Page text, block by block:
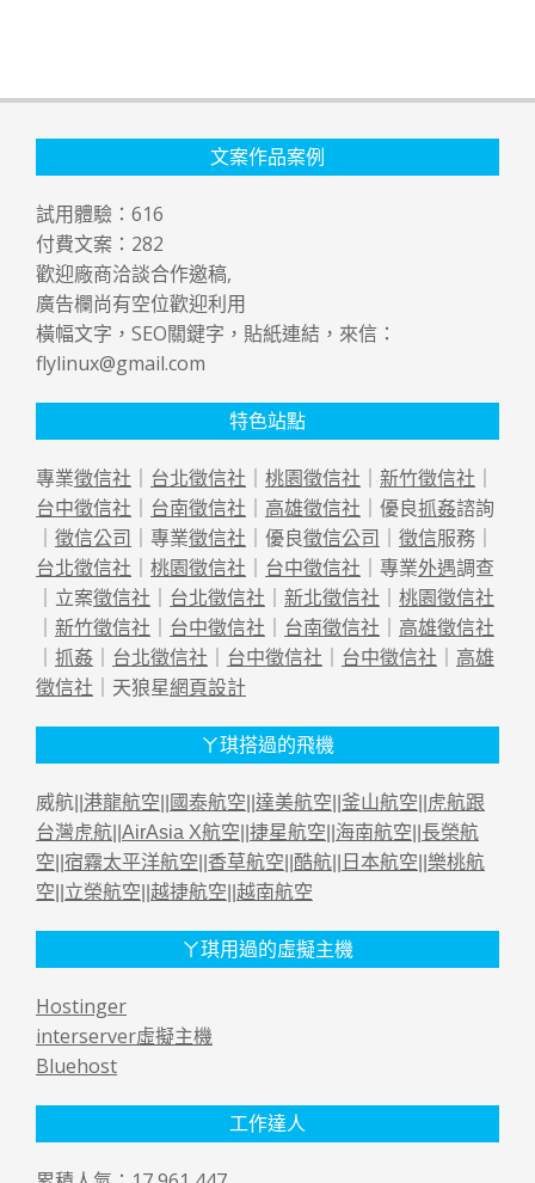
文案作品案例
試用體驗： 616
付費文案： 282
歡迎廠商洽談合作邀稿,
廣告欄尚有空位歡迎利用
橫幅文字，SEO關鍵字，貼紙連結，來信：
flylinux@gmail.com
特色站點
專業徵信社 台北徵信社 桃園徵信社 新竹徵信社
台中徵信社
台南徵信社 高雄徵信社 ｜優良抓姦諮詢
徵信公司 ｜專業徵信社 ｜優良徵信公司 徵信服務｜
台北徵信社
桃園徵信社 台中徵信社 ｜專業外遇調查
｜立案徵信社 台北徵信社 新北徵信社
桃園徵信社
新竹徵信社 台中徵信社 台南徵信社
高雄徵信社
抓姦 台北徵信社 台中徵信社 台中徵信社
高雄
徵信社 ｜天狼星網頁設計
ㄚ琪搭過的飛機
威航|| 港龍航空 國泰航空 達美航空 釜山航空
虎航跟
台灣虎航 AirAsia X航空 捷星航空 海南航空 長榮航
空 宿霧太平洋航空 香草航空 酷航 日本航空 樂桃航
空 立榮航空 越捷航空 越南航空
ㄚ琪用過的虛擬主機
Hostinger
interserver虛擬主機
Bluehost
工作達人